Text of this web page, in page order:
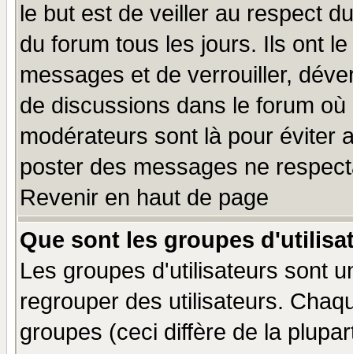
le but est de veiller au respect
du forum tous les jours. Ils ont
messages et de verrouiller,
de discussions dans le forum
modérateurs sont là pour éviter
poster des messages ne
Revenir en haut de page
Que sont les groupes
Les groupes d'utilisateurs sont
regrouper des utilisateurs.
groupes (ceci diffère de la